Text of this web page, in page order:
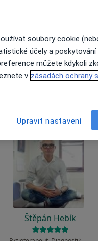
léčby. Pokud to
Štěpán Hebík
soubory cookie
účely a poskytování
můžete kdykoli
v zásadách ochrany
Upravit nastavení